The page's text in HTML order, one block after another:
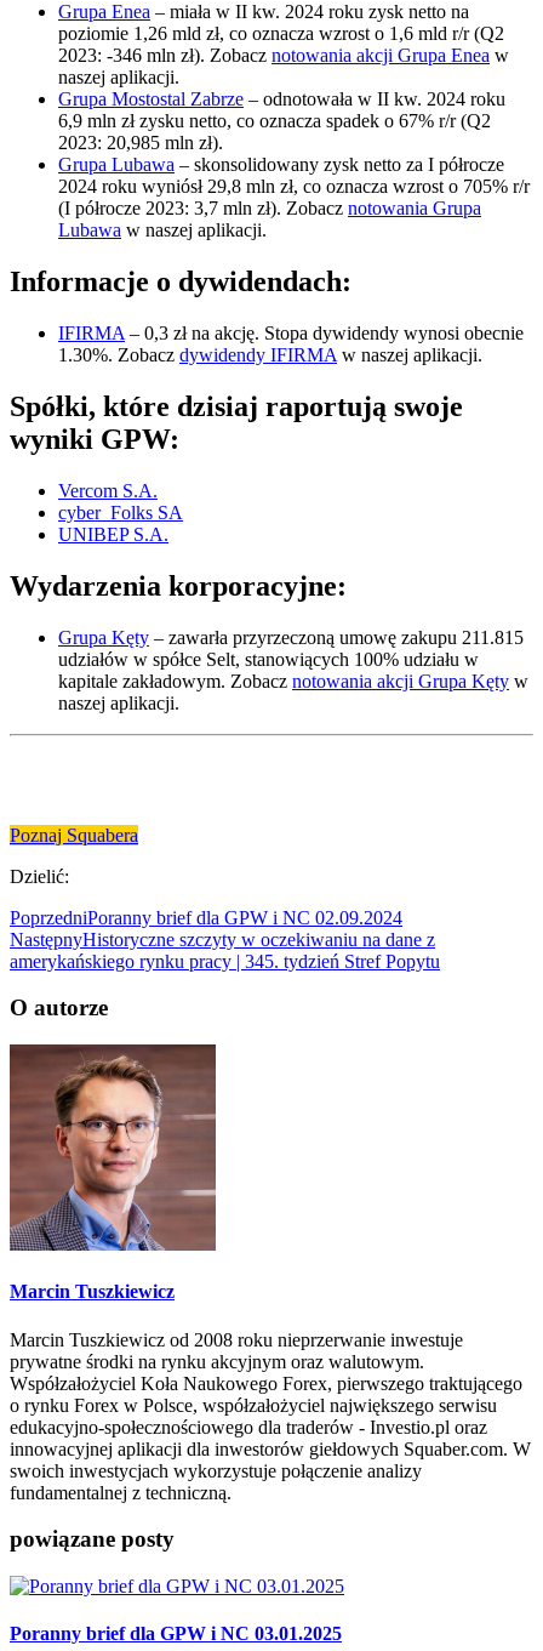
Grupa Enea – miała w II kw. 2024 roku zysk netto na
poziomie 1,26 mld zł, co oznacza wzrost o 1,6 mld r/r (Q2
2023: -346 mln zł). Zobacz notowania akcji Grupa Enea w
naszej aplikacji.
Grupa Mostostal Zabrze – odnotowała w II kw. 2024 roku
6,9 mln zł zysku netto, co oznacza spadek o 67% r/r (Q2
2023: 20,985 mln zł).
Grupa Lubawa – skonsolidowany zysk netto za I półrocze
2024 roku wyniósł 29,8 mln zł, co oznacza wzrost o 705% r/r
(I półrocze 2023: 3,7 mln zł). Zobacz notowania Grupa
Lubawa w naszej aplikacji.
Informacje o dywidendach:
IFIRMA – 0,3 zł na akcję. Stopa dywidendy wynosi obecnie
1.30%. Zobacz dywidendy IFIRMA w naszej aplikacji.
Spółki, które dzisiaj raportują swoje
wyniki GPW:
Vercom S.A.
cyber_Folks SA
UNIBEP S.A.
Wydarzenia korporacyjne:
Grupa Kęty – zawarła przyrzeczoną umowę zakupu 211.815
udziałów w spółce Selt, stanowiących 100% udziału w
kapitale zakładowym. Zobacz notowania akcji Grupa Kęty w
naszej aplikacji.
Poznaj Squabera
Dzielić:
PoprzedniPoranny brief dla GPW i NC 02.09.2024
NastępnyHistoryczne szczyty w oczekiwaniu na dane z
amerykańskiego rynku pracy | 345. tydzień Stref Popytu
O autorze
Marcin Tuszkiewicz
Marcin Tuszkiewicz od 2008 roku nieprzerwanie inwestuje
prywatne środki na rynku akcyjnym oraz walutowym.
Współzałożyciel Koła Naukowego Forex, pierwszego traktującego
o rynku Forex w Polsce, współzałożyciel największego serwisu
edukacyjno-społecznościowego dla traderów - Investio.pl oraz
innowacyjnej aplikacji dla inwestorów giełdowych Squaber.com. W
swoich inwestycjach wykorzystuje połączenie analizy
fundamentalnej z techniczną.
powiązane posty
Poranny brief dla GPW i NC 03.01.2025